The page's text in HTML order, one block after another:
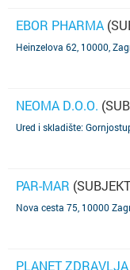
EBOR PHARMA
Heinzelova 62, 10000,
NEOMA D.O.O.
Ured i skladište:
PAR-MAR
Nova cesta 75, 10000
PLANET